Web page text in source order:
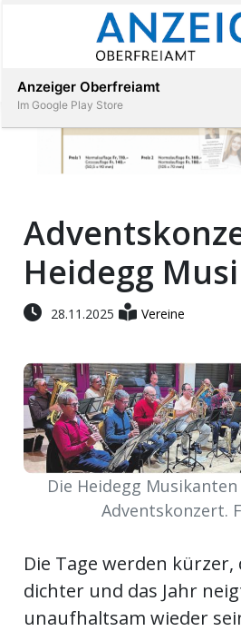
Veranstaltungen
Stellen
App
Abonnieren
Heidegg
28.11.2025 Vereine
Die Heidegg
Adventskonzert.
Die Tage werden kürzer,
dichter und das Jahr
unaufhaltsam wieder
Anzeiger Oberfreiamt
Im Google Play Store